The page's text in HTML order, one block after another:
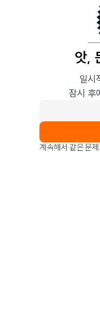
앗,
일시
잠시 후
계속해서 같은 문